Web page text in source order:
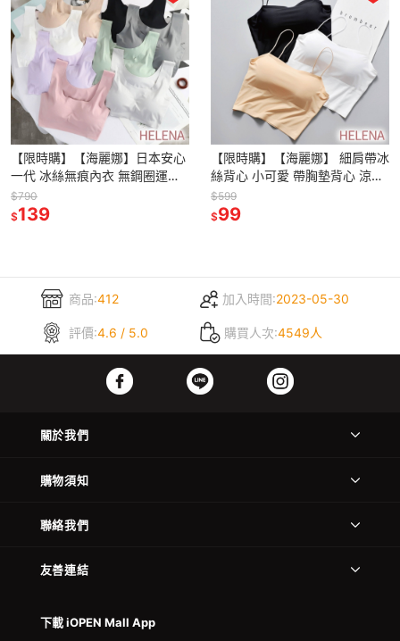
【限時購】【海麗娜】日本安心
一代 冰絲無痕內衣 無鋼圈運動
背心 大尺碼內衣 涼感透氣晚安
睡眠舒適內衣【B126】
$790
$139
【限時購】【海麗娜】 細肩帶冰
絲背心 小可愛 帶胸墊背心 涼感
短版背心 平口性感厚杯吊帶顯胸
大打底內搭背心【B10】
$599
$99
商品:412 加入時間:2023-05-30
評價:4.6 / 5.0 購買人次:4549人
關於我們
購物須知
聯絡我們
友善連結
下載 iOPEN Mall App